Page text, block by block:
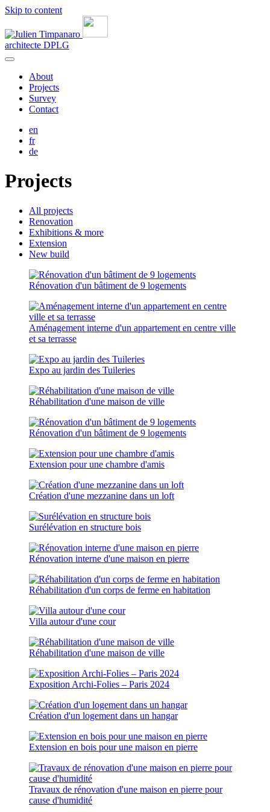
Skip to content
architecte DPLG
About
Projects
Survey
Contact
en
fr
de
Projects
All projects
Renovation
Exhibitions & more
Extension
New build
Rénovation d'un bâtiment de 9 logements
Aménagement interne d'un appartement en centre ville
et sa terrasse
Expo au jardin des Tuileries
Réhabilitation d'une maison de ville
Rénovation d'un bâtiment de 9 logements
Extension pour une chambre d'amis
Création d'une mezzanine dans un loft
Surélévation en structure bois
Rénovation interne d'une maison en pierre
Réhabilitation d'un corps de ferme en habitation
Villa autour d'une cour
Réhabilitation d'une maison de ville
Exposition Archi-Folies – Paris 2024
Création d'un logement dans un hangar
Extension en bois pour une maison en pierre
Travaux de rénovation d'une maison en pierre pour
cause d'humidité